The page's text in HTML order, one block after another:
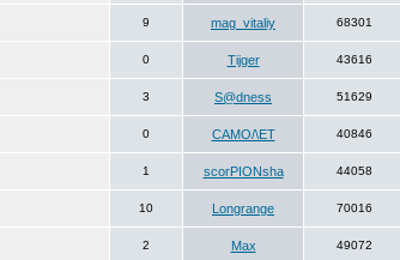
9 mag_vitaliy 68301
0 Tijger 43616
3 S@dness 51629
0 CAMO/\ET 40846
1 scorPIONsha 44058
10 Longrange 70016
2 Max 49072